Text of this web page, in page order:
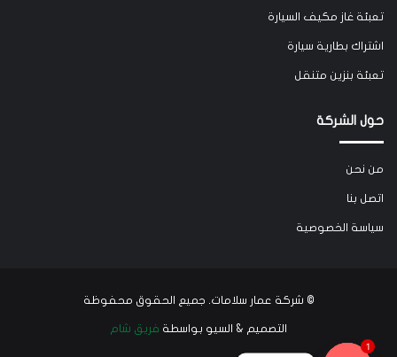
تعبئة غاز مكيف السيارة
اشتراك بطارية سيارة
تعبئة بنزين متنقل
حول الشركة
من نحن
اتصل بنا
سياسة الخصوصية
© شركة عمار سلامات . جميع الحقوق محفوظة
التصميم & السيو بواسطة فريق شام
1